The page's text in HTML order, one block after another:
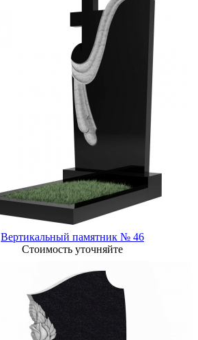
Вертикальный памятник № 46
Стоимость уточняйте